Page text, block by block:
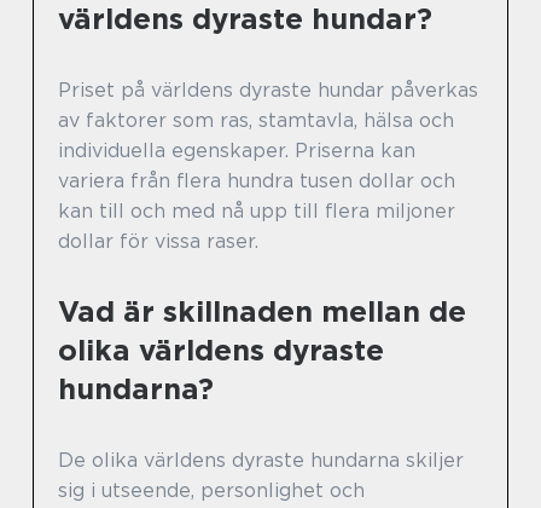
världens dyraste hundar?
Priset på världens dyraste hundar påverkas
av faktorer som ras, stamtavla, hälsa och
individuella egenskaper. Priserna kan
variera från flera hundra tusen dollar och
kan till och med nå upp till flera miljoner
dollar för vissa raser.
Vad är skillnaden mellan de
olika världens dyraste
hundarna?
De olika världens dyraste hundarna skiljer
sig i utseende, personlighet och